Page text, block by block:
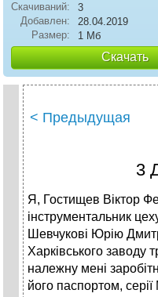
Скачиваний:
3
Добавлен:
28.04.2019
Размер:
1 Мб
Скачать
< Предыдущая
3
Я, Гостищев Віктор
інструментальник
Шевчукові Юрію
Харківського заводу
належну мені
його паспортом,